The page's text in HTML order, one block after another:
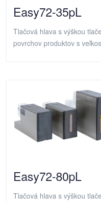
Easy72-35pL
Tlačová hlava s výškou
povrchov produktov s
Easy72-80pL
Tlačová hlava s výškou